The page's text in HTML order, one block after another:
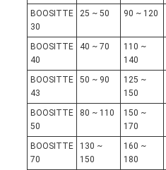
BOOSITTE
30
25 ~ 50 90 ~ 120
BOOSITTE
40
40 ~ 70
110 ~
140
BOOSITTE
43
50 ~ 90
125 ~
150
BOOSITTE
50
80 ~ 110
150 ~
170
BOOSITTE
70
130 ~
150
160 ~
180